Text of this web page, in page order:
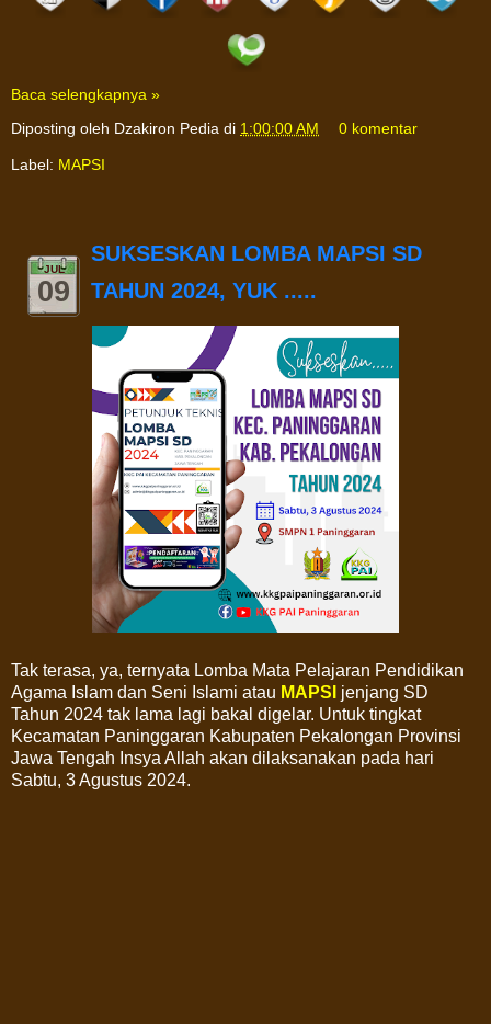
Baca selengkapnya »
Diposting oleh Dzakiron Pedia di 1:00:00 AM 0 komentar
Label: MAPSI
JUL
09
SUKSESKAN LOMBA MAPSI SD
TAHUN 2024, YUK .....
Tak terasa, ya, ternyata Lomba Mata Pelajaran Pendidikan
Agama Islam dan Seni Islami atau MAPSI jenjang SD
Tahun 2024 tak lama lagi bakal digelar. Untuk tingkat
Kecamatan Paninggaran Kabupaten Pekalongan Provinsi
Jawa Tengah Insya Allah akan dilaksanakan pada hari
Sabtu, 3 Agustus 2024.